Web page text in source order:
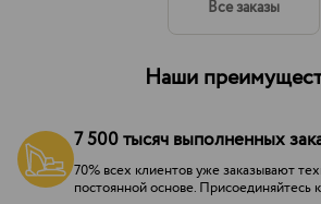
Все заказы
Наши
7 500 тысяч выполненных
70% всех клиентов уже заказывают
постоянной основе. Присоединяйтесь